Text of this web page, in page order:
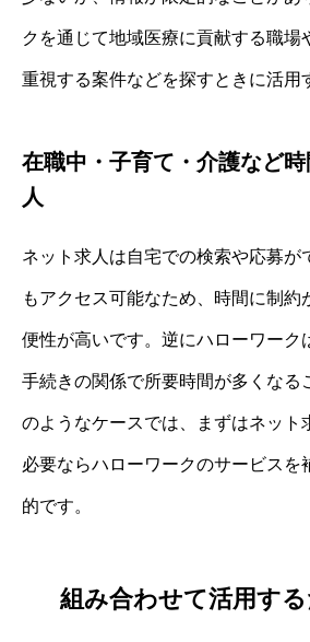
クを通じて地域医療に貢献する職場
重視する案件などを探すときに活用
在職中・子育て・介護など
人
ネット求人は自宅での検索や応募が
もアクセス可能なため、時間に制約
便性が高いです。逆にハローワーク
手続きの関係で所要時間が多くなる
のようなケースでは、まずはネット
必要ならハローワークのサービスを
的です。
組み合わせて活用す